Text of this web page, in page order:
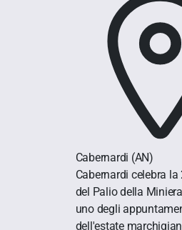
Cabernardi (AN)
Cabernardi celebra la
del Palio della
uno degli
dell'estate